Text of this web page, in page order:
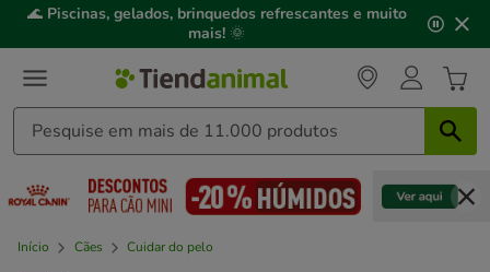
3,
mensagem,
🌊 Piscinas, gelados, brinquedos refrescantes e muito
mais! 🌞
Início Cães Cuidar do pelo